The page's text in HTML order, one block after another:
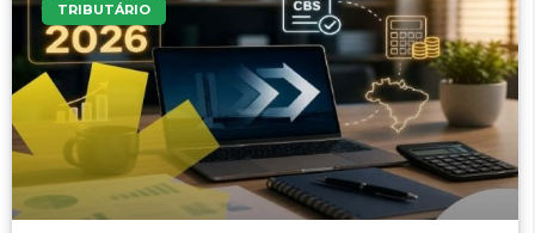
TRIBUTÁRIO